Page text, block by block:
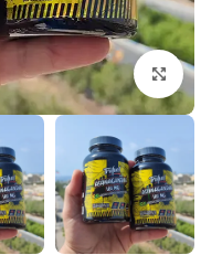
بزرگنمایی تصویر